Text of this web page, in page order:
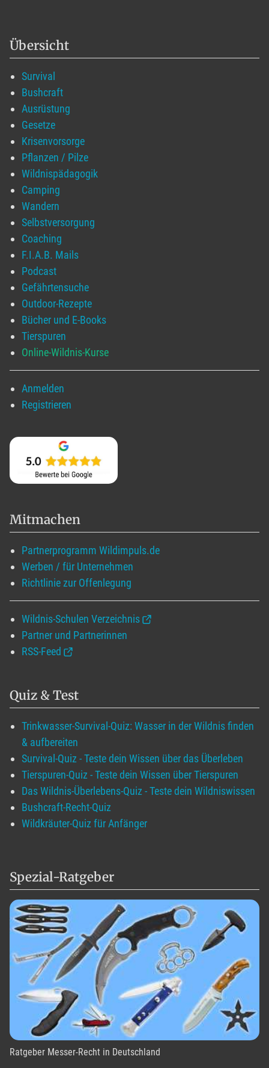
Übersicht
Survival
Bushcraft
Ausrüstung
Gesetze
Krisenvorsorge
Pflanzen / Pilze
Wildnispädagogik
Camping
Wandern
Selbstversorgung
Coaching
F.I.A.B. Mails
Podcast
Gefährtensuche
Outdoor-Rezepte
Bücher und E-Books
Tierspuren
Online-Wildnis-Kurse
Anmelden
Registrieren
Mitmachen
Partnerprogramm Wildimpuls.de
Werben / für Unternehmen
Richtlinie zur Offenlegung
Wildnis-Schulen Verzeichnis
Partner und Partnerinnen
RSS-Feed
Quiz & Test
Trinkwasser-Survival-Quiz: Wasser in der Wildnis finden
& aufbereiten
Survival-Quiz - Teste dein Wissen über das Überleben
Tierspuren-Quiz - Teste dein Wissen über Tierspuren
Das Wildnis-Überlebens-Quiz - Teste dein Wildniswissen
Bushcraft-Recht-Quiz
Wildkräuter-Quiz für Anfänger
Spezial-Ratgeber
Ratgeber Messer-Recht in Deutschland